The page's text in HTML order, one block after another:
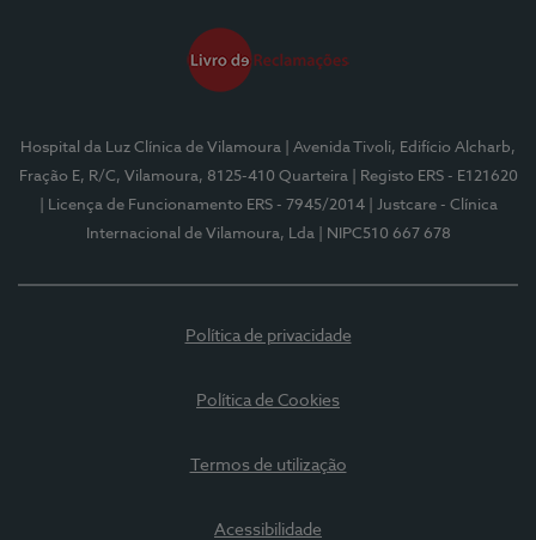
Hospital da Luz Clínica de Vilamoura
| Avenida Tivoli, Edifício Alcharb,
Fração E, R/C, Vilamoura, 8125-410 Quarteira
| Registo ERS - E121620
| Licença de Funcionamento ERS - 7945/2014
| Justcare - Clínica
Internacional de Vilamoura, Lda
| NIPC510 667 678
Política de privacidade
Política de Cookies
Termos de utilização
Acessibilidade